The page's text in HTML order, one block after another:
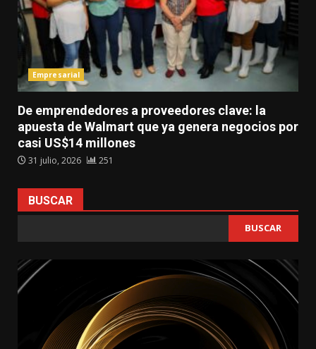
Empresarial
De emprendedores a proveedores clave: la
apuesta de Walmart que ya genera negocios por
casi US$14 millones
31 julio, 2026 251
BUSCAR
BUSCAR